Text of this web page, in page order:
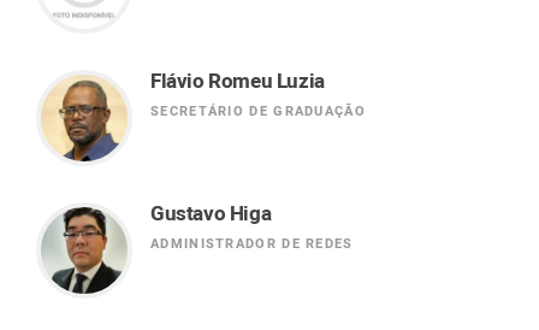
Flávio Romeu Luzia
SECRETÁRIO DE GRADUAÇÃO
Gustavo Higa
ADMINISTRADOR DE REDES